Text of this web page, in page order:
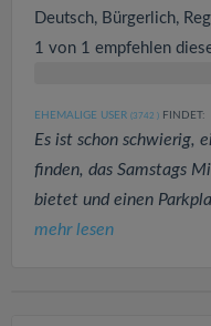
Deutsch, Bürgerlich,
1 von 1 empfehlen
EHEMALIGE USER (3742 ) FINDET:
Es ist schon schwierig,
finden, das Samstags
bietet und einen
mehr lesen